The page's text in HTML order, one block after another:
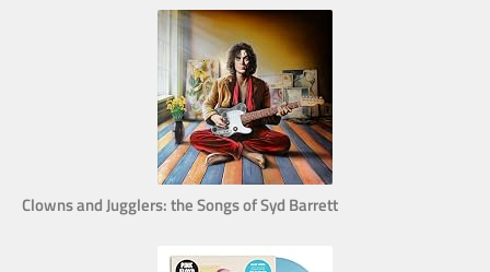
Clowns and Jugglers: the Songs of Syd Barrett